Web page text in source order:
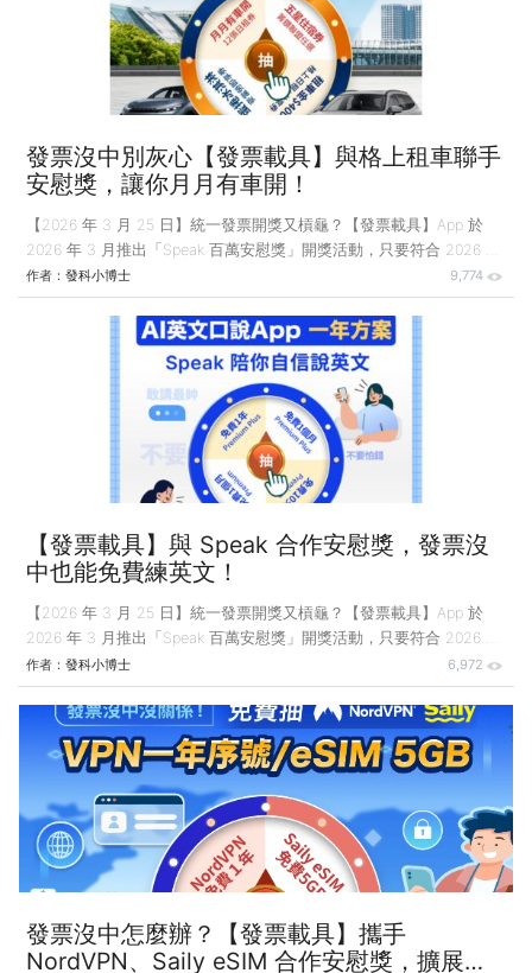
獎號碼出爐！ 中獎號碼如下，趕快來對獎
發票沒中別灰心【發票載具】與格上租車聯手
安慰獎，讓你月月有車開！
【2026 年 3 月 25 日】統一發票開獎又槓龜？【發票載具】App 於
2026 年 3 月推出「Speak 百萬安慰獎」開獎活動，只要符合 2026 年
1–2 月統一發票未中獎資格的用戶，即可於 2026 年 3 月 23 日至 4 月
24 日期間進入 App 內免費參與抽獎，中獎率100%！ 本次活動與格上
租車合作推出多項出遊好禮，包含日租車券、租車金、五星住宿券與麥
當勞冰淇淋即享券等多項豐富獎品，讓【發票載具】App 用戶即使發票
未中獎，也有機會透過活動開啟一趟說走就走的旅行。 格上租車為你
打造更便利的智慧租車服務 格上租車是台灣
作者： 發科小博士 9,774
【發票載具】與 Speak 合作安慰獎，發票沒
中也能免費練英文！
【2026 年 3 月 25 日】統一發票開獎又槓龜？【發票載具】App 於
2026 年 3 月推出「Speak 百萬安慰獎」開獎活動，只要符合 2026 年
1–2 月統一發票未中獎資格的用戶，即可於 2026 年 3 月 23 日至 4 月
24 日期間進入 App 內免費參與抽獎，中獎率100%！ Speak 是一款 AI
英文口說學習 App，主打透過 AI 對話與即時回饋，讓學習者在手機上
就能進行英語口說練習，打造沉浸式語言學習體驗。 為什麼 AI 口說
學習是目前趨勢？ 過去許多人學英文時，常常會遇到「看得懂但說不
出口」的問題，
作者： 發科小博士 6,972
發票沒中怎麼辦？【發票載具】攜手
NordVPN、Saily eSIM 合作安慰獎，擴展數